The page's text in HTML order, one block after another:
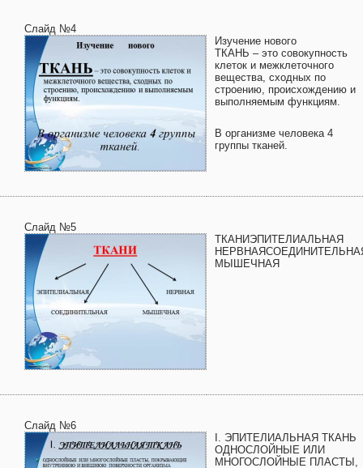
Слайд №4
Изучение нового
ТКАНЬ – это совокупность
клеток и межклеточного
вещества, сходных по
строению, происхождению и
выполняемым функциям.
В организме человека 4
группы тканей.
Слайд №5
ТКАНИЭПИТЕЛИАЛЬНАЯ
МЫШЕЧНАЯ
Слайд №6
I. ЭПИТЕЛИАЛЬНАЯ ТКАНЬ
ОДНОСЛОЙНЫЕ ИЛИ
МНОГОСЛОЙНЫЕ ПЛАСТЫ,